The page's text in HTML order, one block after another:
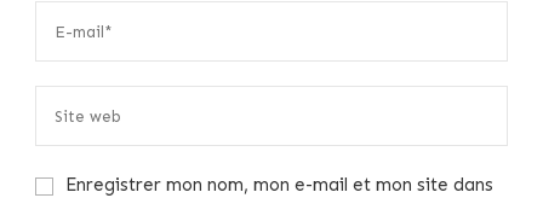
Enregistrer mon nom, mon e-mail et mon site dans